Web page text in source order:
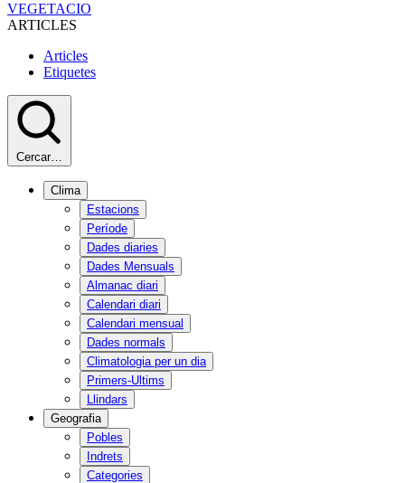
VEGETACIO
ARTICLES
Articles
Etiquetes
Cercar…
Clima
Estacions
Període
Dades diaries
Dades Mensuals
Almanac diari
Calendari diari
Calendari mensual
Dades normals
Climatologia per un dia
Primers-Ultims
Llindars
Geografia
Pobles
Indrets
Categories